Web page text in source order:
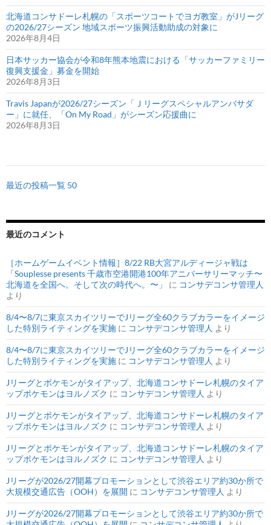
北海道コンサドーレ札幌の「スポーツコートでヨガ教室」がJリーグ
の2026/27シーズン 地域スポーツ振興活動助成の対象に
2026年8月4日
日本サッカー協会が令和8年熊本地震における「サッカーファミリー
復興支援金」募金を開始
2026年8月3日
Travis Japanが2026/27シーズン「Ｊリーグスペシャルアンバサダ
ー」に就任、「On My Road」がシーズン応援曲に
2026年8月3日
最近の投稿一覧 50
最近のコメント
［ホームゲームイベント情報］8/22 RB大宮アルディージャ戦は
「Souplesse presents 千歳市空港開港100年アニバーサリーマッチ〜
北海道を全国へ。そして次の時代へ。〜」
に コンサデコンサ管理人
より
8/4〜8/7に東京スカイツリーでJリーグ全60クラブカラーをイメージ
した特別ライティングを実施 に コンサデコンサ管理人 より
8/4〜8/7に東京スカイツリーでJリーグ全60クラブカラーをイメージ
した特別ライティングを実施 に コンサデコンサ管理人 より
Jリーグとポケモンがタイアップ、北海道コンサドーレ札幌のタイア
ップポケモンはヨルノズク に コンサデコンサ管理人 より
Jリーグとポケモンがタイアップ、北海道コンサドーレ札幌のタイア
ップポケモンはヨルノズク に コンサデコンサ管理人 より
Jリーグとポケモンがタイアップ、北海道コンサドーレ札幌のタイア
ップポケモンはヨルノズク に コンサデコンサ管理人 より
Jリーグが2026/27開幕プロモーションとして渋谷エリア約30か所で
大規模交通広告（OOH）を展開 に コンサデコンサ管理人 より
Jリーグが2026/27開幕プロモーションとして渋谷エリア約30か所で